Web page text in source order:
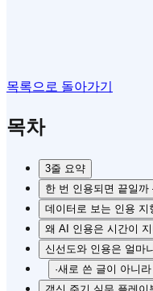
목록으로 돌아가기
목차
3줄 요약
한 번 인용되면 끝일
데이터로 보는 인용 지
왜 AI 인용은 시간이
신선도와 인용은 얼마
·새로 쓴 글이 아니